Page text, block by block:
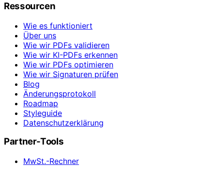
Ressourcen
Wie es funktioniert
Über uns
Wie wir PDFs validieren
Wie wir KI-PDFs erkennen
Wie wir PDFs optimieren
Wie wir Signaturen prüfen
Blog
Änderungsprotokoll
Roadmap
Styleguide
Datenschutzerklärung
Partner-Tools
MwSt.-Rechner